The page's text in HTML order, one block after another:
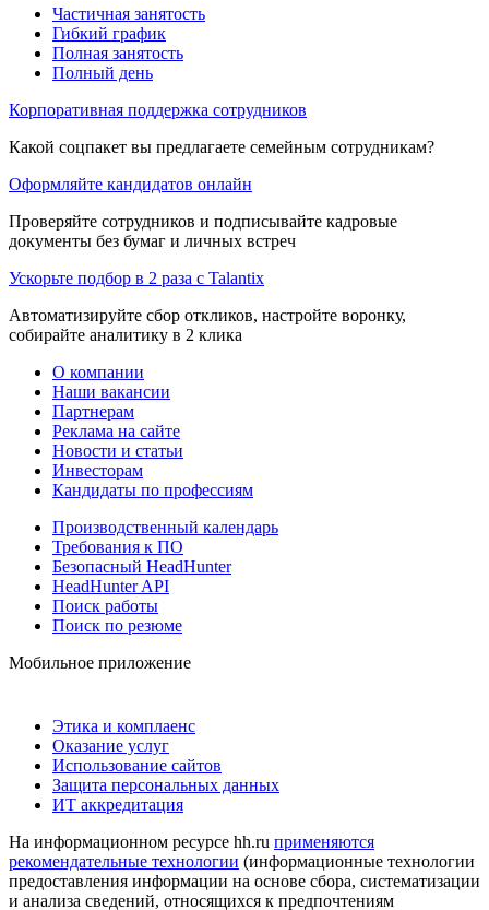
Частичная занятость
Гибкий график
Полная занятость
Полный день
Корпоративная поддержка сотрудников
Какой соцпакет вы предлагаете семейным сотрудникам?
Оформляйте кандидатов онлайн
Проверяйте сотрудников и подписывайте кадровые
документы без бумаг и личных встреч
Ускорьте подбор в 2 раза с Talantix
Автоматизируйте сбор откликов, настройте воронку,
собирайте аналитику в 2 клика
О компании
Наши вакансии
Партнерам
Реклама на сайте
Новости и статьи
Инвесторам
Кандидаты по профессиям
Производственный календарь
Требования к ПО
Безопасный HeadHunter
HeadHunter API
Поиск работы
Поиск по резюме
Мобильное приложение
Этика и комплаенс
Оказание услуг
Использование сайтов
Защита персональных данных
ИТ аккредитация
На информационном ресурсе hh.ru применяются
рекомендательные технологии (информационные технологии
предоставления информации на основе сбора, систематизации
и анализа сведений, относящихся к предпочтениям